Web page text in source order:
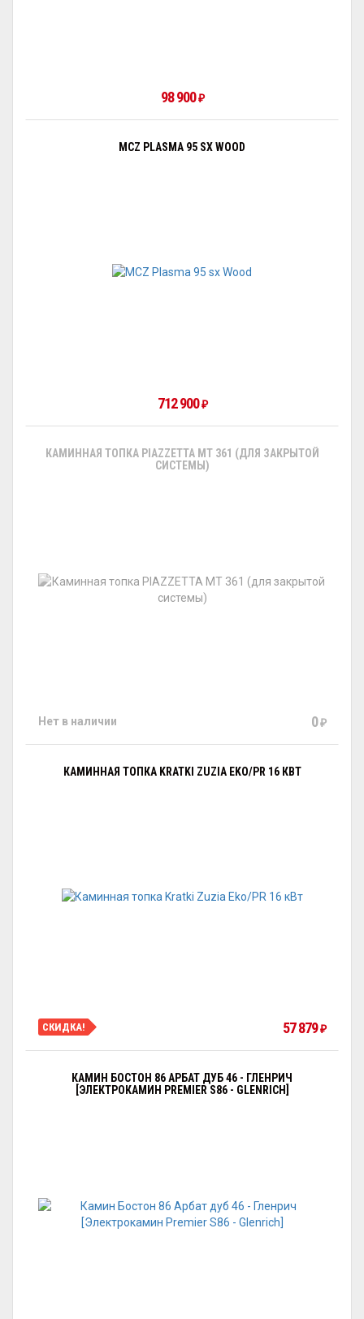
98 900 ₽
MCZ PLASMA 95 SX WOOD
712 900 ₽
КАМИННАЯ ТОПКА PIAZZETTA MT 361 (ДЛЯ ЗАКРЫТОЙ
СИСТЕМЫ)
Нет в наличии 0 ₽
КАМИННАЯ ТОПКА KRATKI ZUZIA EKO/PR 16 КВТ
СКИДКА! 57 879 ₽
КАМИН БОСТОН 86 АРБАТ ДУБ 46 - ГЛЕНРИЧ
[ЭЛЕКТРОКАМИН PREMIER S86 - GLENRICH]